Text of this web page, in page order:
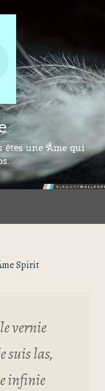
êtes une Âme qui
Spirit
vernie
suis las,
infinie